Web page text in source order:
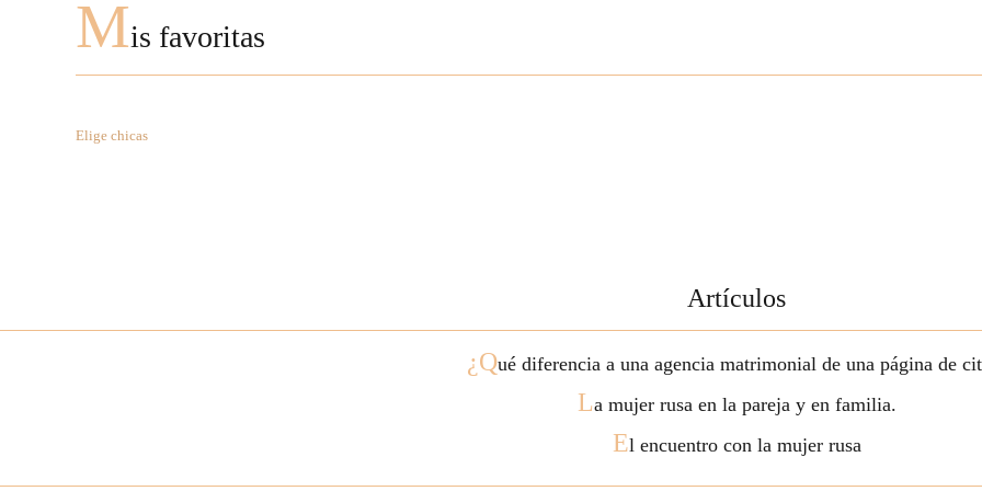
Mis favoritas
Elige chicas
Artículos
¿Qué diferencia a una agencia matrimonial de una página de
La mujer rusa en la pareja y en familia.
El encuentro con la mujer rusa